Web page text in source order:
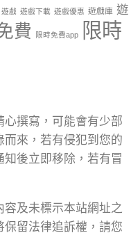
遊戲 遊戲下載 遊戲優惠 遊戲庫 遊
費 限時免費app
限時
撰寫，可能會有少部
來，若有侵犯到您的
後立即移除，若有冒
及未標示本站網址之
留法律追訴權，請您